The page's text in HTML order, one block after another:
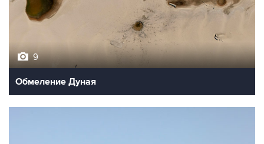
Обмеление Дуная